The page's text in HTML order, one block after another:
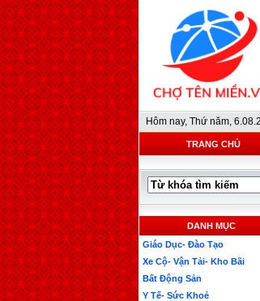
Hôm nay, Thứ năm,
TRANG CHỦ
DANH MỤC
Giáo Dục- Đào Tạo
Xe Cộ- Vận Tải- Kho Bãi
Bất Động Sản
Y Tế- Sức Khoẻ